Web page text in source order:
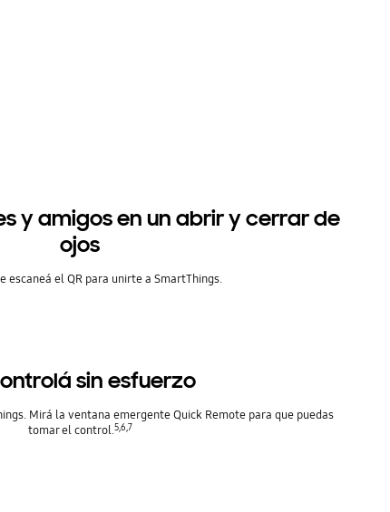
y amigos en un abrir y cerrar de
ojos
escaneá el QR para unirte a SmartThings.
sin esfuerzo
Mirá la ventana emergente Quick Remote para que puedas
tomar el control.5,6,7